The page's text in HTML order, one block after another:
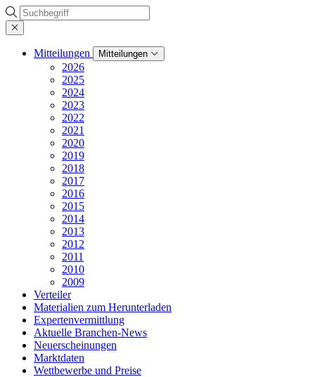
Suche
Mitteilungen Mitteilungen
2026
2025
2024
2023
2022
2021
2020
2019
2018
2017
2016
2015
2014
2013
2012
2011
2010
2009
Verteiler
Materialien zum Herunterladen
Expertenvermittlung
Aktuelle Branchen-News
Neuerscheinungen
Marktdaten
Wettbewerbe und Preise